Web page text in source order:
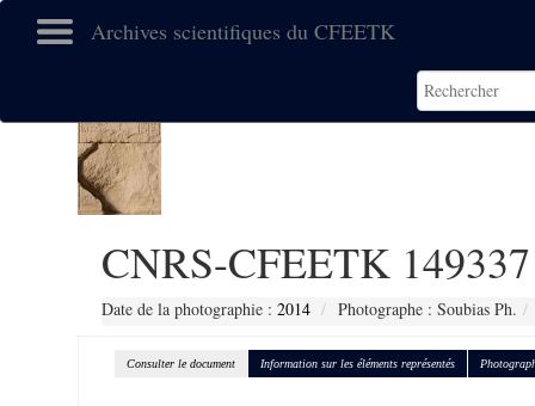
Archives scientifiques du CFEETK
CNRS-CFEETK 149337
Date de la photographie : 2014 Photographe : Soubias Ph.
Consulter le document Information sur les éléments représentés